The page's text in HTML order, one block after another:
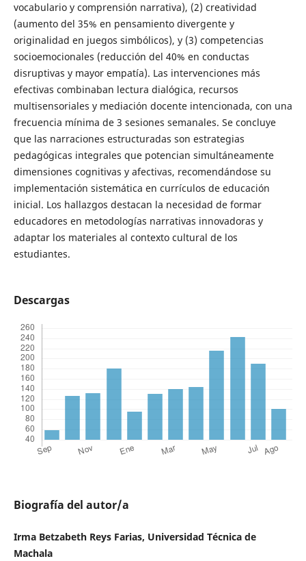
vocabulario y comprensión narrativa), (2) creatividad
(aumento del 35% en pensamiento divergente y
originalidad en juegos simbólicos), y (3) competencias
socioemocionales (reducción del 40% en conductas
disruptivas y mayor empatía). Las intervenciones más
efectivas combinaban lectura dialógica, recursos
multisensoriales y mediación docente intencionada, con una
frecuencia mínima de 3 sesiones semanales. Se concluye
que las narraciones estructuradas son estrategias
pedagógicas integrales que potencian simultáneamente
dimensiones cognitivas y afectivas, recomendándose su
implementación sistemática en currículos de educación
inicial. Los hallazgos destacan la necesidad de formar
educadores en metodologías narrativas innovadoras y
adaptar los materiales al contexto cultural de los
estudiantes.
Descargas
Biografía del autor/a
Irma Betzabeth Reys Farias, Universidad Técnica de
Machala